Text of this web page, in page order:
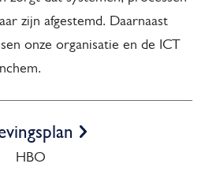
zijn afgestemd. Daarnaast
onze organisatie en de ICT
HBO